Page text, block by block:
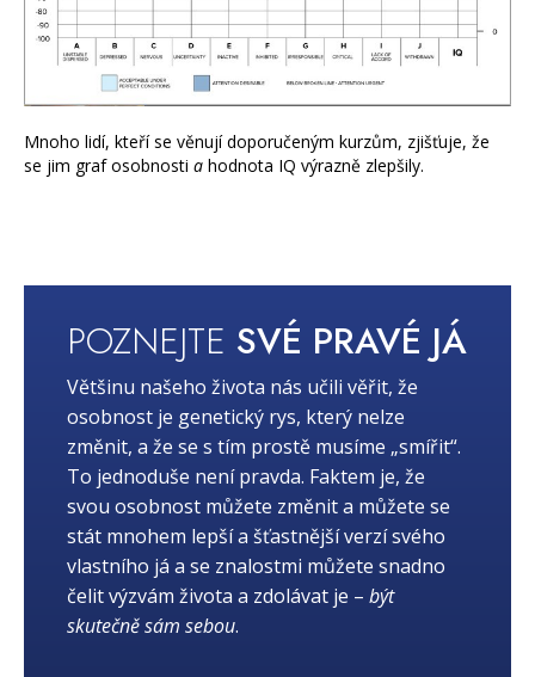
Mnoho lidí, kteří se věnují doporučeným kurzům, zjišťuje, že
se jim graf osobnosti a hodnota IQ výrazně zlepšily.
POZNEJTE SVÉ PRAVÉ JÁ
Většinu našeho života nás učili věřit, že
osobnost je genetický rys, který nelze
změnit, a že se s tím prostě musíme „smířit“.
To jednoduše není pravda. Faktem je, že
svou osobnost můžete změnit a můžete se
stát mnohem lepší a šťastnější verzí svého
vlastního já a se znalostmi můžete snadno
čelit výzvám života a zdolávat je – být
skutečně sám sebou.